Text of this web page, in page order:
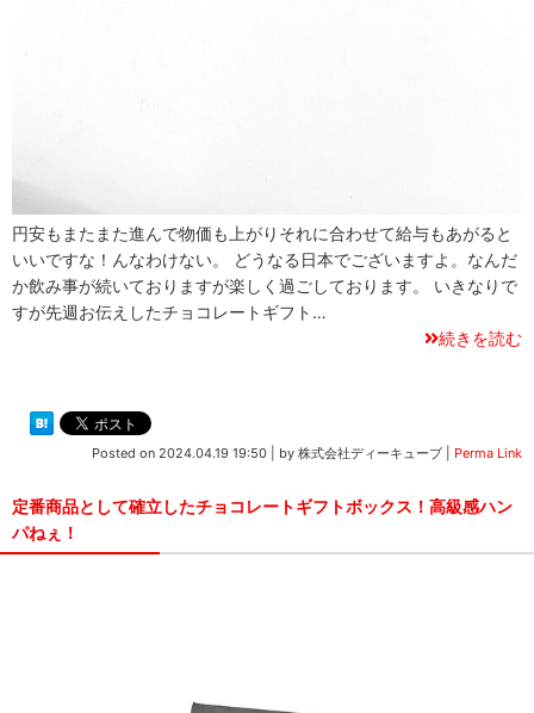
円安もまたまた進んで物価も上がりそれに合わせて給与もあがると
いいですな！んなわけない。 どうなる日本でございますよ。なんだ
か飲み事が続いておりますが楽しく過ごしております。 いきなりで
すが先週お伝えしたチョコレートギフト…
続きを読む
Posted on 2024.04.19 19:50 by 株式会社ディーキューブ Perma Link
定番商品として確立したチョコレートギフトボックス！高級感ハン
パねぇ！